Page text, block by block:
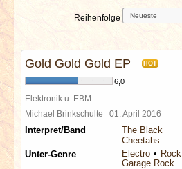
SPECIALS
REDAKTION
LINKS
Reihenfolge
Gold Gold Gold EP HOT
6,0
Elektronik u. EBM
Michael Brinkschulte 01. April 2016
Interpret/Band
The Black
Cheetahs
Unter-Genre
Electro
Rock
Garage Rock